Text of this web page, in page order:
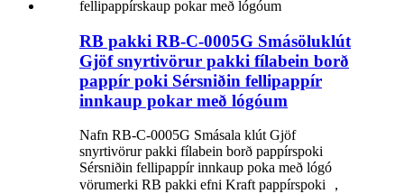
RB pakki RB-C-0005G Smásöluklút
Gjöf snyrtivörur pakki fílabein borð
pappír poki Sérsniðin fellipappír
innkaup pokar með lógóum
Nafn RB-C-0005G Smásala klút Gjöf
snyrtivörur pakki fílabein borð pappírspoki
Sérsniðin fellipappír innkaup poka með lógó
vörumerki RB pakki efni Kraft pappírspoki ，